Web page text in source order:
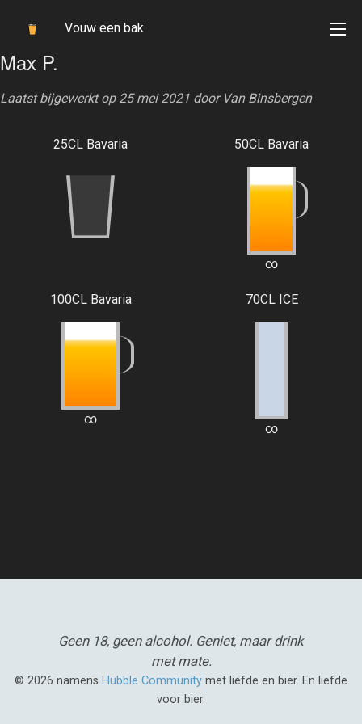
Vouw een bak
Max P.
Laatst bijgewerkt op 25 mei 2021 door Van Binsbergen
25CL Bavaria 50CL Bavaria
∞
100CL Bavaria
∞
70CL ICE
∞
Geen 18, geen alcohol. Geniet, maar drink
met mate.
© 2026 namens Hubble Community met liefde en bier. En liefde
voor bier.